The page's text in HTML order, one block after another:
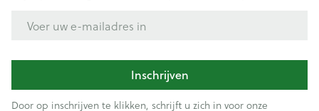
Inschrijven
Door op inschrijven te klikken, schrijft u zich in voor onze